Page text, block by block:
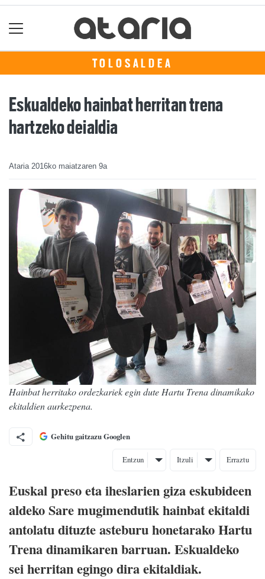
TOLOSALDEA
Eskualdeko hainbat herritan trena
hartzeko deialdia
Ataria 2016ko maiatzaren 9a
Hainbat herritako ordezkariek egin dute Hartu Trena dinamikako
ekitaldien aurkezpena.
Gehitu gaitzazu Googlen
Entzun Itzuli Erraztu
Euskal preso eta iheslarien giza eskubideen
aldeko Sare mugimendutik hainbat ekitaldi
antolatu dituzte asteburu honetarako Hartu
Trena dinamikaren barruan. Eskualdeko
sei herritan egingo dira ekitaldiak.